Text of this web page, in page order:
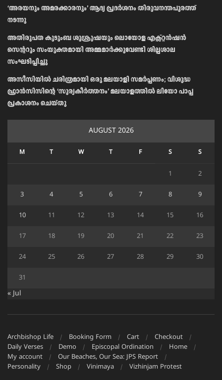
‘അരയനും അമരക്കാരനും’ ആദ്യ പ്രദർശനം തിരുവനന്തപുരത്ത്
നടന്നു
അതിരൂപത കുടുംബ ശുശ്രൂഷയും ലൊയോള എക്സ്റ്റൻഷൻ
സെന്ററും സംയുക്തമായി അമ്മമാർക്കുവേണ്ടി ശില്പശാല
സംഘടിപ്പിച്ചു
അസീസിയിൽ ചരിത്രമായി ഒരു മലയാളി സമർപ്പണം; വിശുദ്ധ
ഫ്രാൻസിസിന്റെ ‘സൂര്യകീർത്തനം’ മലയാളത്തിൽ ലിയോ പാപ്പ
പ്രകാശനം ചെയ്തു
AUGUST 2026
M T W T F S S
1 2
3 4 5 6 7 8 9
10 11 12 13 14 15 16
17 18 19 20 21 22 23
24 25 26 27 28 29 30
31
« Jul
Archbishop Life Booking Form Cart
Checkout
Daily Verses
Demo Episcopal Ordination
Home
My account
Our Beaches, Our Sea: JPS Report
Personality
Shop Vinimaya Vizhinjam Protest